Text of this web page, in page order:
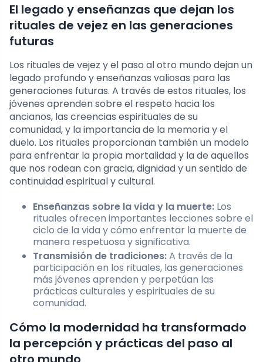
El legado y enseñanzas que dejan los
rituales de vejez en las generaciones
futuras
Los rituales de vejez y el paso al otro mundo dejan un
legado profundo y enseñanzas valiosas para las
generaciones futuras. A través de estos rituales, los
jóvenes aprenden sobre el respeto hacia los
ancianos, las creencias espirituales de su
comunidad, y la importancia de la memoria y el
duelo. Los rituales proporcionan también un modelo
para enfrentar la propia mortalidad y la de aquellos
que nos rodean con gracia, dignidad y un sentido de
continuidad espiritual y cultural.
Enseñanzas sobre la vida y la muerte: Los
rituales ofrecen importantes lecciones sobre el
ciclo de la vida y cómo enfrentar la muerte de
manera respetuosa y significativa.
Transmisión de tradiciones:A través de la
participación en los rituales, las generaciones
más jóvenes aprenden y perpetúan las
prácticas culturales y espirituales de su
comunidad.
Cómo la modernidad ha transformado
la percepción y prácticas del paso al